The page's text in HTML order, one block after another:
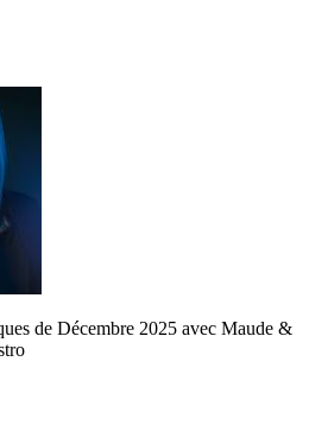
de Décembre 2025 avec Maude &